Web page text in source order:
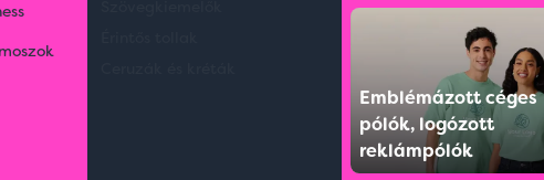
Emblémázott céges
pólók, logózott
reklámpólók